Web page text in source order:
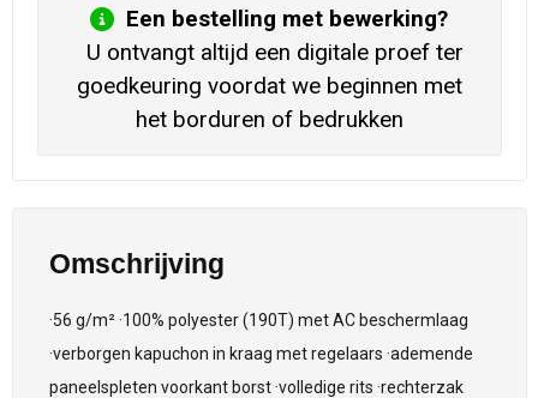
Een bestelling met bewerking?
U ontvangt altijd een digitale proef ter
goedkeuring voordat we beginnen met
het borduren of bedrukken
Omschrijving
·56 g/m² ·100% polyester (190T) met AC beschermlaag
·verborgen kapuchon in kraag met regelaars ·ademende
paneelspleten voorkant borst ·volledige rits ·rechterzak